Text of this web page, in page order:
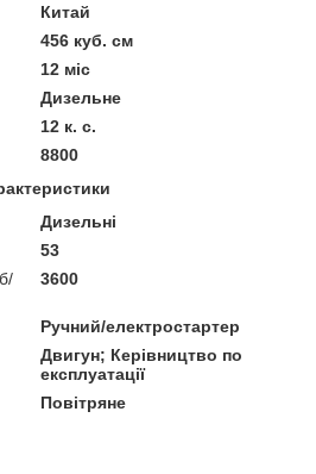
Китай
456 куб. см
12 міс
Дизельне
12 к. с.
8800
Дизельні
53
3600
Ручний/електростартер
Двигун; Керівництво по
експлуатації
Повітряне